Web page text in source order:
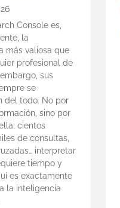
Console es,
la
más valiosa que
profesional de
sus
se
del todo. No por
sino por
cientos
de consultas,
interpretar
tiempo y
es exactamente
la inteligencia